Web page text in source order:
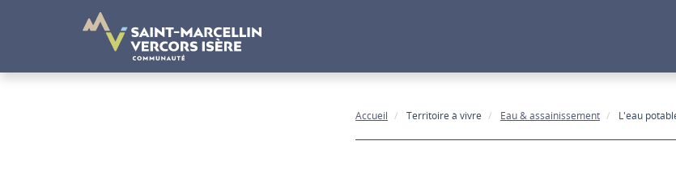
Accueil Territoire à vivre Eau & assainissement L'eau
Panneau de gestion des cookies